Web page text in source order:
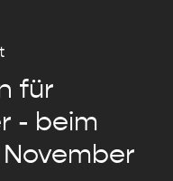
für
- beim